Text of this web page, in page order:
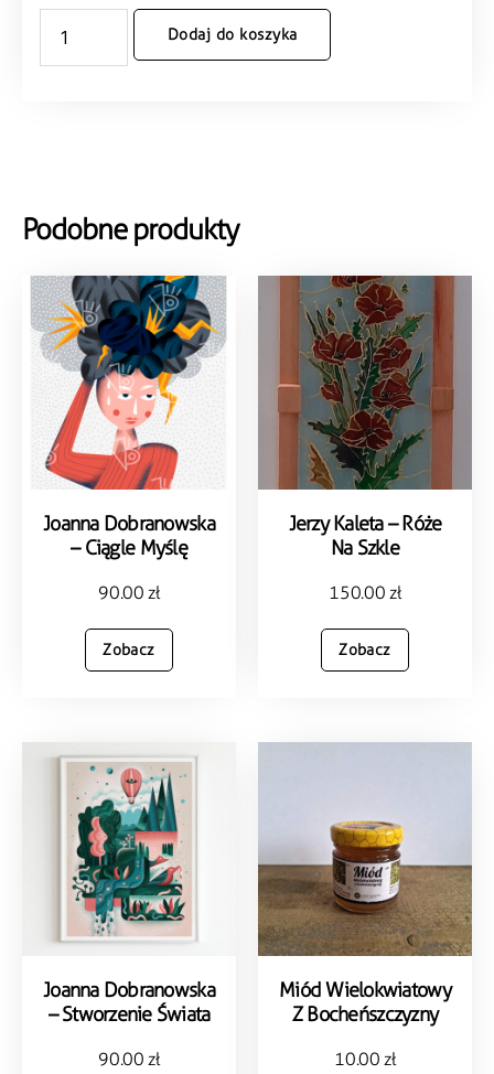
Dodaj do koszyka
Podobne produkty
Joanna Dobranowska
– Ciągle Myślę
90.00zł
Zobacz
Jerzy Kaleta – Róże
Na Szkle
150.00zł
Zobacz
Joanna Dobranowska
– Stworzenie Świata
90.00zł
Miód Wielokwiatowy
Z Bocheńszczyzny
10.00zł